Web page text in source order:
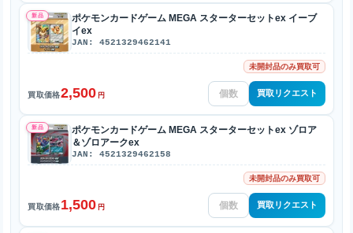
新品
ポケモンカードゲーム MEGA スターターセットex イーブ
イex
JAN: 4521329462141
未開封品のみ買取可
買取価格2,500 円 買取リクエスト
新品
ポケモンカードゲーム MEGA スターターセットex ゾロア
＆ゾロアークex
JAN: 4521329462158
未開封品のみ買取可
買取価格1,500 円 買取リクエスト